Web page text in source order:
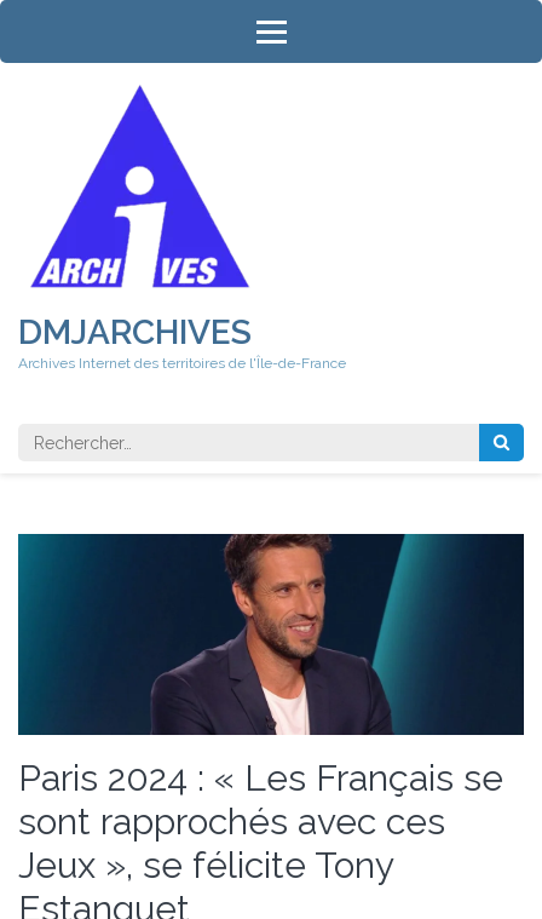
Aller
contenu
DMJARCHIVES
Archives Internet des territoires de l'Île-de-France
Rechercher
Paris 2024 : « Les Français se
sont rapprochés avec ces
Jeux », se félicite Tony
Estanguet